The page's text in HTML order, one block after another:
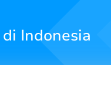
Indonesia